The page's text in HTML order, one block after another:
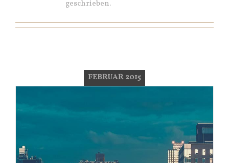
geschrieben.
FEBRUAR 2015